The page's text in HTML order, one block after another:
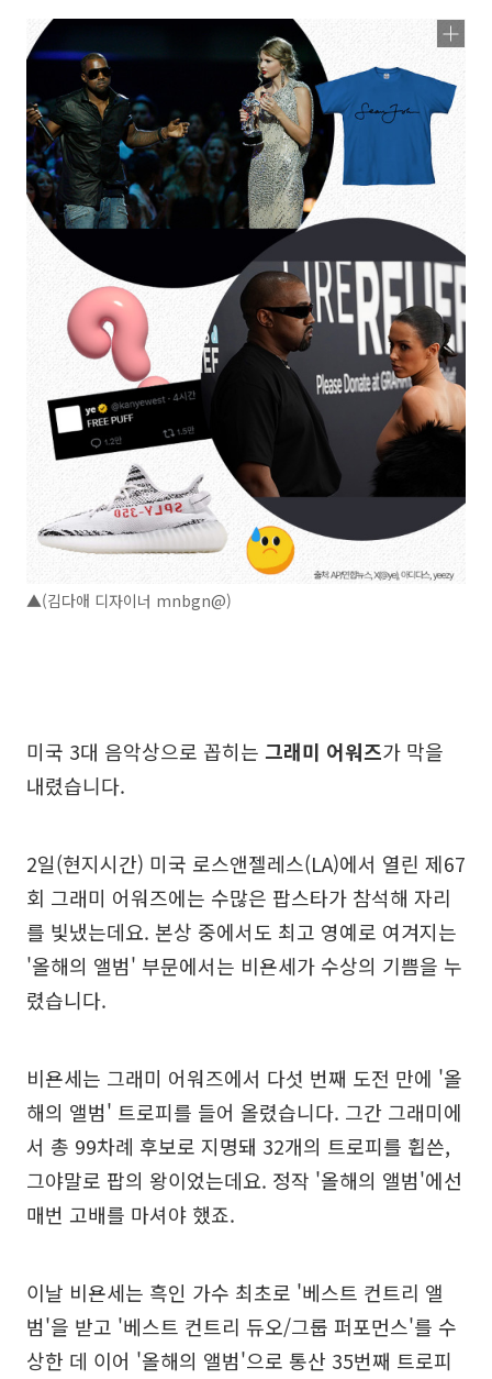
▲(김다애 디자이너 mnbgn@)
미국 3대 음악상으로 꼽히는 그래미 어워즈가 막을
내렸습니다.
2일(현지시간) 미국 로스앤젤레스(LA)에서 열린 제67
회 그래미 어워즈에는 수많은 팝스타가 참석해 자리
를 빛냈는데요. 본상 중에서도 최고 영예로 여겨지는
'올해의 앨범' 부문에서는 비욘세가 수상의 기쁨을 누
렸습니다.
비욘세는 그래미 어워즈에서 다섯 번째 도전 만에 '올
해의 앨범' 트로피를 들어 올렸습니다. 그간 그래미에
서 총 99차례 후보로 지명돼 32개의 트로피를 휩쓴,
그야말로 팝의 왕이었는데요. 정작 '올해의 앨범'에선
매번 고배를 마셔야 했죠.
이날 비욘세는 흑인 가수 최초로 '베스트 컨트리 앨
범'을 받고 '베스트 컨트리 듀오/그룹 퍼포먼스'를 수
상한 데 이어 '올해의 앨범'으로 통산 35번째 트로피